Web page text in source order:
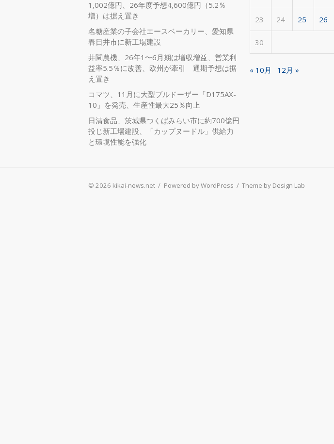
1,002億円、26年度予想4,600億円（5.2％
増）は据え置き
名糖産業の子会社エースベーカリー、愛知県
春日井市に新工場建設
井関農機、26年1〜6月期は増収増益、営業利
益率5.5％に改善、欧州が牽引 通期予想は据
え置き
コマツ、11月に大型ブルドーザー「D175AX-
10」を発売、生産性最大25％向上
日清食品、茨城県つくばみらい市に約700億円
投じ新工場建設、「カップヌードル」供給力
と環境性能を強化
23 24 25 26
30
« 10月 12月 »
© 2026 kikai-news.net / Powered by WordPress / Theme by Design Lab